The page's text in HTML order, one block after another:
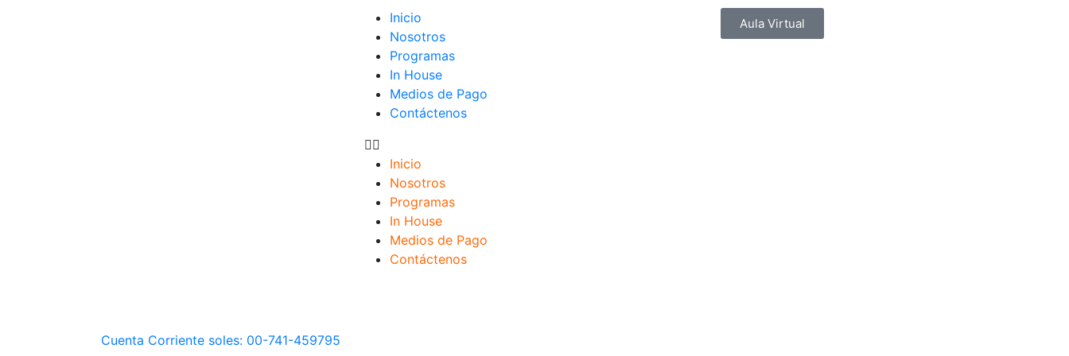
Inicio
Nosotros
Programas
In House
Medios de Pago
Contáctenos
Inicio
Nosotros
Programas
In House
Medios de Pago
Contáctenos
Aula Virtual
Cuenta Corriente soles: 00-741-459795